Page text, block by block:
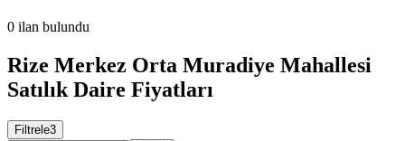
0 ilan bulundu
Rize Merkez Orta Muradiye Mahallesi
Satılık Daire Fiyatları
Filtrele3